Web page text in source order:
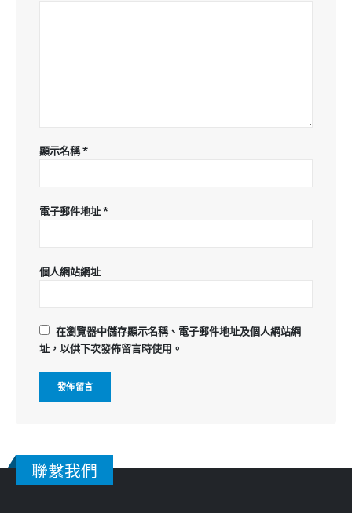
顯示名稱*
電子郵件地址*
個人網站網址
在瀏覽器中儲存顯示名稱、電子郵件地址及個人網站網
址，以供下次發佈留言時使用。
聯繫我們